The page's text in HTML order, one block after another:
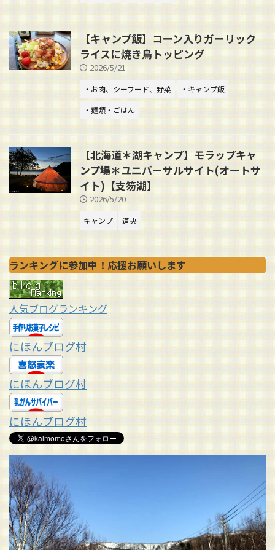
【キャンプ飯】コーン入りガーリック
ライスに焼き鳥トッピング
2026/5/21
・お肉、シーフード、野菜
・キャンプ飯
・麺類・ごはん
【北海道＊湖キャンプ】モラップキャ
ンプ場＊ユニバーサルサイト(オートサ
イト)【支笏湖】
2026/5/20
キャンプ 道央
ランキングに参加中！応援お願いします
人気ブログランキング
にほんブログ村
にほんブログ村
にほんブログ村